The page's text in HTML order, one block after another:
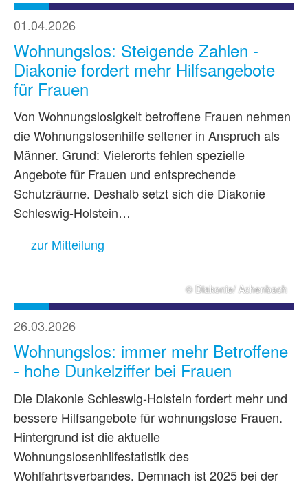
01.04.2026
Wohnungslos: Steigende Zahlen -
Diakonie fordert mehr Hilfsangebote
für Frauen
Von Wohnungslosigkeit betroffene Frauen nehmen
die Wohnungslosenhilfe seltener in Anspruch als
Männer. Grund: Vielerorts fehlen spezielle
Angebote für Frauen und entsprechende
Schutzräume. Deshalb setzt sich die Diakonie
Schleswig-Holstein…
zur Mitteilung
© Diakonie/ Achenbach
26.03.2026
Wohnungslos: immer mehr Betroffene
- hohe Dunkelziffer bei Frauen
Die Diakonie Schleswig-Holstein fordert mehr und
bessere Hilfsangebote für wohnungslose Frauen.
Hintergrund ist die aktuelle
Wohnungslosenhilfestatistik des
Wohlfahrtsverbandes. Demnach ist 2025 bei der